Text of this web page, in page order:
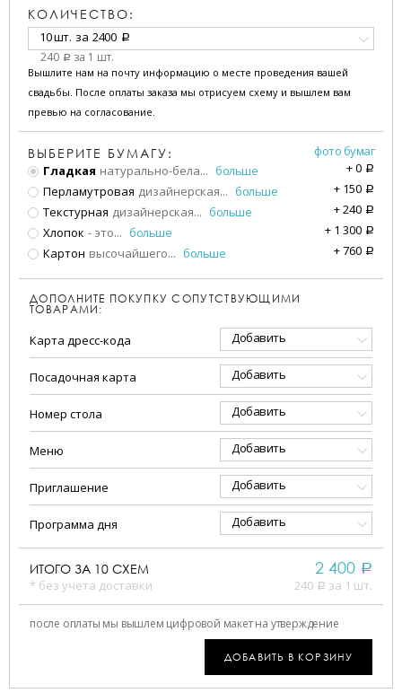
КОЛИЧЕСТВО:
10 шт. за 2400 a
240 a за 1 шт.
Вышлите нам на почту информацию о месте проведения вашей
свадьбы. После оплаты заказа мы отрисуем схему и вышлем вам
превью на согласование.
ВЫБЕРИТЕ БУМАГУ:
фото бумаг
Гладкая натурально-бела... больше +0 a
Перламутровая дизайнерская... больше + 150 a
Текстурная дизайнерская... больше +240 a
Хлопок - это... больше + 1 300 a
Картон высочайшего... больше +760 a
ДОПОЛНИТЕ ПОКУПКУ СОПУТСТВУЮЩИМИ
ТОВАРАМИ:
Карта дресс-кода Добавить
Посадочная карта Добавить
Номер стола Добавить
Меню Добавить
Приглашение Добавить
Программа дня Добавить
ИТОГО ЗА 10 СХЕМ
* без учета доставки
2 400 a
240 a за 1 шт.
после оплаты мы вышлем цифровой макет на утверждение
ДОБАВИТЬ В КОРЗИНУ